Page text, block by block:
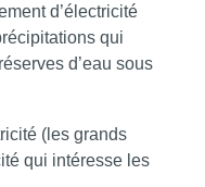
d’électricité
qui
d’eau sous
(les grands
qui intéresse les